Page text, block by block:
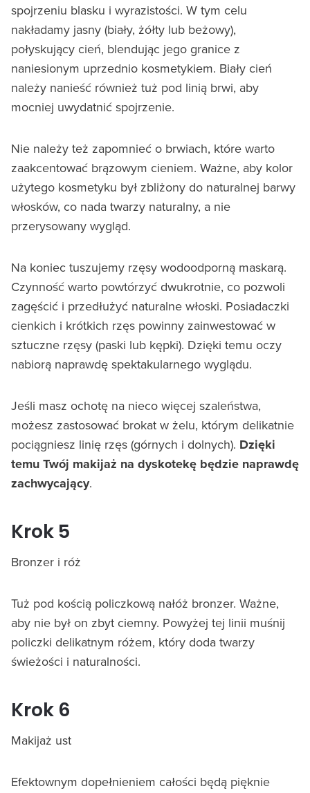
spojrzeniu blasku i wyrazistości. W tym celu
nakładamy jasny (biały, żółty lub beżowy),
połyskujący cień, blendując jego granice z
naniesionym uprzednio kosmetykiem. Biały cień
należy nanieść również tuż pod linią brwi, aby
mocniej uwydatnić spojrzenie.
Nie należy też zapomnieć o brwiach, które warto
zaakcentować brązowym cieniem. Ważne, aby kolor
użytego kosmetyku był zbliżony do naturalnej barwy
włosków, co nada twarzy naturalny, a nie
przerysowany wygląd.
Na koniec tuszujemy rzęsy wodoodporną maskarą.
Czynność warto powtórzyć dwukrotnie, co pozwoli
zagęścić i przedłużyć naturalne włoski. Posiadaczki
cienkich i krótkich rzęs powinny zainwestować w
sztuczne rzęsy (paski lub kępki). Dzięki temu oczy
nabiorą naprawdę spektakularnego wyglądu.
Jeśli masz ochotę na nieco więcej szaleństwa,
możesz zastosować brokat w żelu, którym delikatnie
pociągniesz linię rzęs (górnych i dolnych). Dzięki
temu Twój makijaż na dyskotekę będzie naprawdę
zachwycający.
Krok 5
Bronzer i róż
Tuż pod kością policzkową nałóż bronzer. Ważne,
aby nie był on zbyt ciemny. Powyżej tej linii muśnij
policzki delikatnym różem, który doda twarzy
świeżości i naturalności.
Krok 6
Makijaż ust
Efektownym dopełnieniem całości będą pięknie